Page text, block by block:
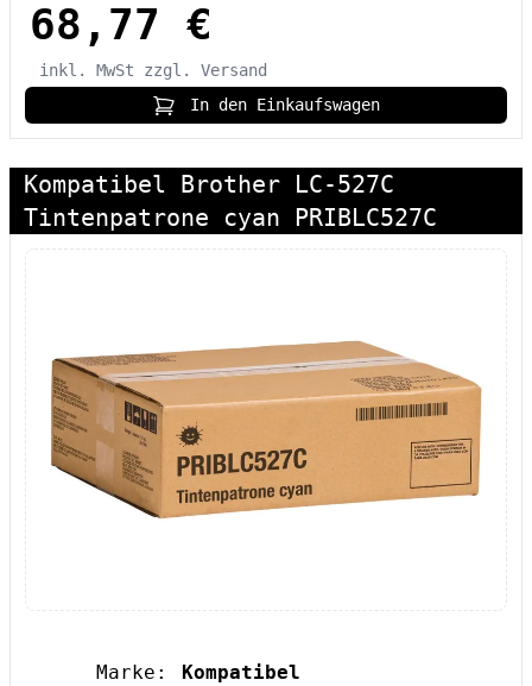
68,77 €
inkl. MwSt
zzgl. Versand
In den Einkaufswagen
Kompatibel Brother LC-527C
Tintenpatrone cyan PRIBLC527C
Marke:
Kompatibel